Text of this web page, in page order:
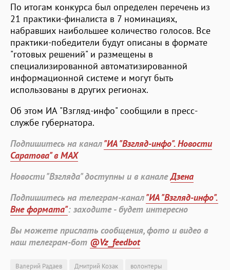
По итогам конкурса был определен перечень из
21 практики-финалиста в 7 номинациях,
набравших наибольшее количество голосов. Все
практики-победители будут описаны в формате
"готовых решений" и размещены в
специализированной автоматизированной
информационной системе и могут быть
использованы в других регионах.
Об этом ИА "Взгляд-инфо" сообщили в пресс-
службе губернатора.
Подпишитесь на канал"ИА "Взгляд-инфо". Новости
Саратова" в MAX
Новости "Взгляда" доступны и в каналеДзена
Подпишитесь на телеграм-канал"ИА "Взгляд-инфо".
Вне формата": заходите - будет интересно
Вы можете прислать сообщения, фото и видео в
наш телеграм-бот @Vz_feedbot
Валерий Радаев Дмитрий Козак волонтеры